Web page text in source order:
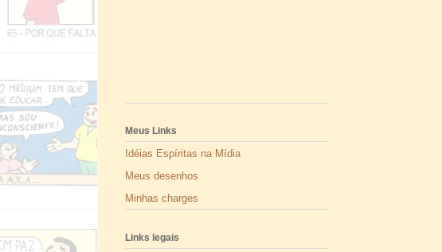
Meus Links
Idéias Espíritas na Mídia
Meus desenhos
Minhas charges
Links legais